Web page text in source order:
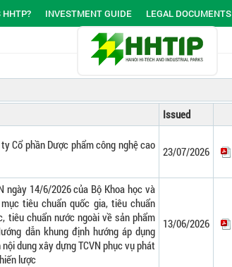
HHTP? INVESTMENT GUIDE LEGAL DOCUMENTS
Issued
Cổ phần Dược phẩm công nghệ cao 23/07/2026
ngày 14/6/2026 của Bộ Khoa học và
tiêu chuẩn quốc gia, tiêu chuẩn
tiêu chuẩn nước ngoài về sản phẩm
dẫn khung định hướng áp dụng
dung xây dựng TCVN phục vụ phát
lược
13/06/2026